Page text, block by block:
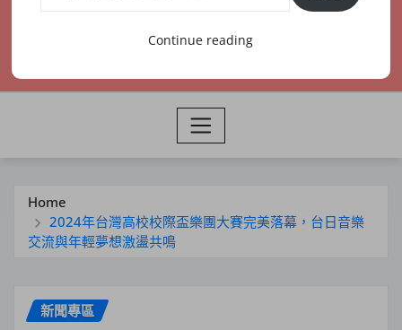
Home
2024年台灣高校校際盃樂團大賽完美落幕，台日音樂
交流與年輕夢想激盪共鳴
新聞專區
Continue reading